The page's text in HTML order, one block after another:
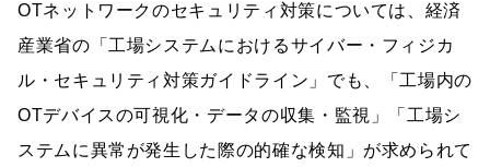
OTネットワークのセキュリティ対策については、経済
産業省の「工場システムにおけるサイバー・フィジカ
ル・セキュリティ対策ガイドライン」でも、「工場内の
OTデバイスの可視化・データの収集・監視」「工場シ
ステムに異常が発生した際の的確な検知」が求められて